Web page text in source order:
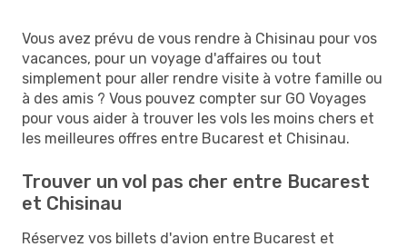
Vous avez prévu de vous rendre à Chisinau pour vos
vacances, pour un voyage d'affaires ou tout
simplement pour aller rendre visite à votre famille ou
à des amis ? Vous pouvez compter sur GO Voyages
pour vous aider à trouver les vols les moins chers et
les meilleures offres entre Bucarest et Chisinau.
Trouver un vol pas cher entre Bucarest
et Chisinau
Réservez vos billets d'avion entre Bucarest et